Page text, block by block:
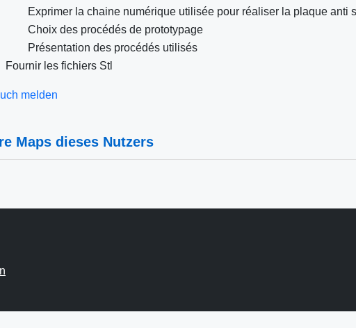
Exprimer la chaine numérique utilisée pour réaliser la plaque anti
Choix des procédés de prototypage
Présentation des procédés utilisés
Fournir les fichiers Stl
melden
Maps dieses Nutzers